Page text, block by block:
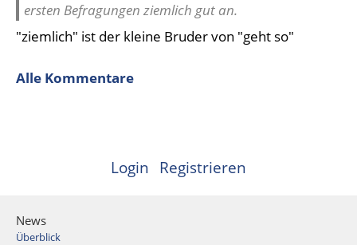
ersten Befragungen ziemlich gut an.
"ziemlich" ist der kleine Bruder von "geht so"
Alle Kommentare
Login Registrieren
News
Überblick